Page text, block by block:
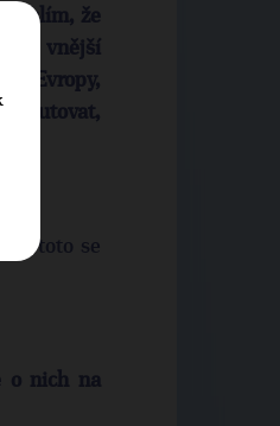
že
vnější
Evropy,
toto se
o nich na